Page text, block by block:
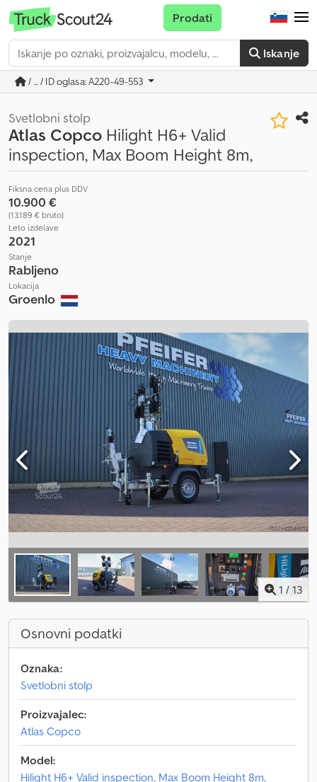
Iskanje
Prodati
/ ... / ID oglasa: A220-49-553
Svetlobni stolp
Atlas Copco Hilight H6+ Valid
inspection, Max Boom Height 8m,
Fiksna cena plus DDV
10.900 €
(13.189 € bruto)
Leto izdelave
2021
Stanje
Rabljeno
Lokacija
Groenlo
1 / 13
Osnovni podatki
Oznaka:
Svetlobni stolp
Proizvajalec:
Atlas Copco
Model:
Hilight H6+ Valid inspection, Max Boom Height 8m,